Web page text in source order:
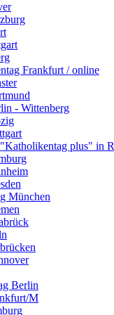
Frankfurt / online
- Wittenberg
plus" in
München
Berlin
M